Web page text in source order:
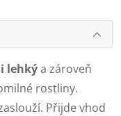
lehkýa zároveň
rostliny.
Přijde vhod